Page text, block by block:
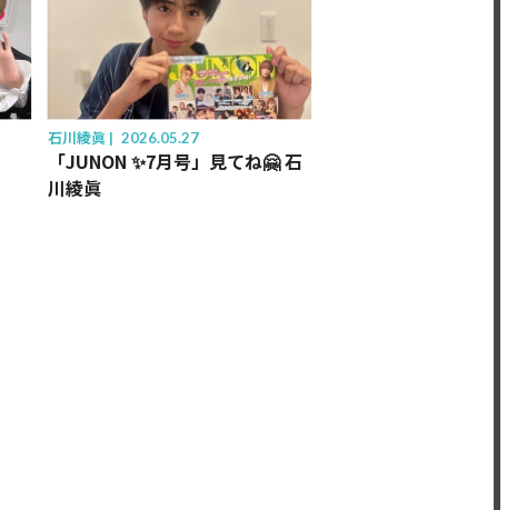
石川綾眞 2026.05.27
「JUNON ✨7月号」見てね🤗 石
川綾眞